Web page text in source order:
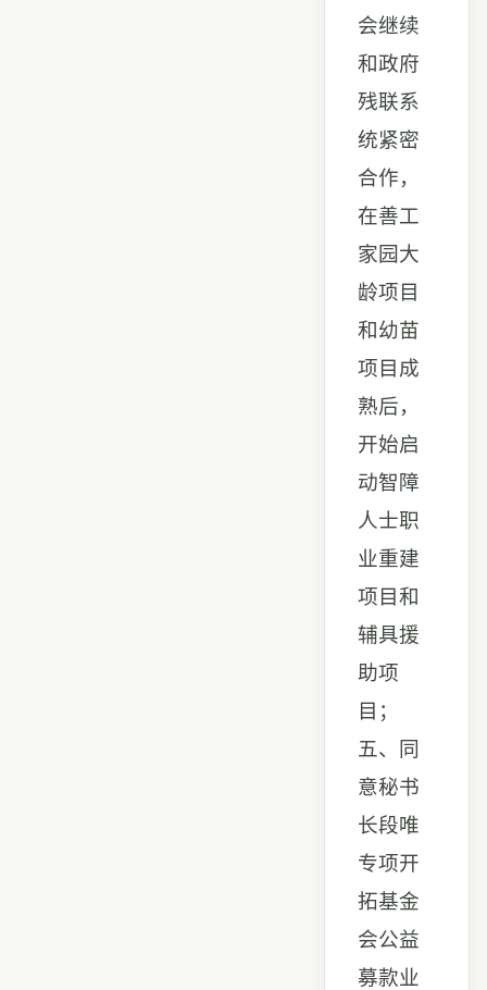
会继续
和政府
残联系
统紧密
合作，
在善工
家园大
龄项目
和幼苗
项目成
熟后，
开始启
动智障
人士职
业重建
项目和
辅具援
助项
目；
五、同
意秘书
长段唯
专项开
拓基金
会公益
募款业